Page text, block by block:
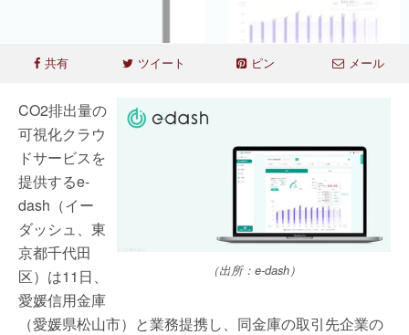
共有 ツイート ピン メール
（出所：e-dash）
CO2排出量の
可視化クラウ
ドサービスを
提供するe-
dash（イー
ダッシュ、東
京都千代田
区）は11日、
愛媛信用金庫
（愛媛県松山市）と業務提携し、同金庫の取引先企業の